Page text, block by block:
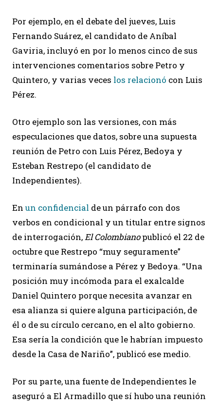
Por ejemplo, en el debate del jueves, Luis
Fernando Suárez, el candidato de Aníbal
Gaviria, incluyó en por lo menos cinco de sus
intervenciones comentarios sobre Petro y
Quintero, y varias veces los relacionó con Luis
Pérez.
Otro ejemplo son las versiones, con más
especulaciones que datos, sobre una supuesta
reunión de Petro con Luis Pérez, Bedoya y
Esteban Restrepo (el candidato de
Independientes).
En un confidencial de un párrafo con dos
verbos en condicional y un titular entre signos
de interrogación, El Colombianopublicó el 22 de
octubre que Restrepo “muy seguramente”
terminaría sumándose a Pérez y Bedoya. “Una
posición muy incómoda para el exalcalde
Daniel Quintero porque necesita avanzar en
esa alianza si quiere alguna participación, de
él o de su círculo cercano, en el alto gobierno.
Esa sería la condición que le habrían impuesto
desde la Casa de Nariño”, publicó ese medio.
Por su parte, una fuente de Independientes le
aseguró a El Armadillo que sí hubo una reunión